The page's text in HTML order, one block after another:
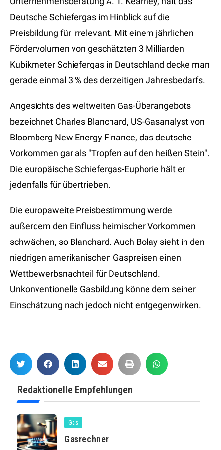
Deutsche Schiefergas im Hinblick auf die
Preisbildung für irrelevant. Mit einem jährlichen
Fördervolumen von geschätzten 3 Milliarden
Kubikmeter Schiefergas in Deutschland decke man
gerade einmal 3 % des derzeitigen Jahresbedarfs.
Angesichts des weltweiten Gas-Überangebots
bezeichnet Charles Blanchard, US-Gasanalyst von
Bloomberg New Energy Finance, das deutsche
Vorkommen gar als "Tropfen auf den heißen Stein".
Die europäische Schiefergas-Euphorie hält er
jedenfalls für übertrieben.
Die europaweite Preisbestimmung werde
außerdem den Einfluss heimischer Vorkommen
schwächen, so Blanchard. Auch Bolay sieht in den
niedrigen amerikanischen Gaspreisen einen
Wettbewerbsnachteil für Deutschland.
Unkonventionelle Gasbildung könne dem seiner
Einschätzung nach jedoch nicht entgegenwirken.
Redaktionelle Empfehlungen
Gas
Gasrechner